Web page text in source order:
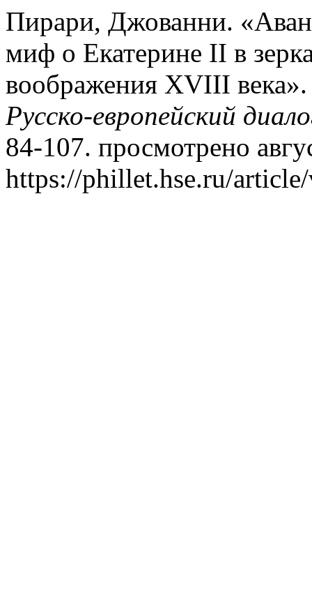
Пирари, Джованни.
миф о Екатерине II в
воображения XVIII
Русско-европейский
84-107. просмотрено
https://phillet.hse.ru/